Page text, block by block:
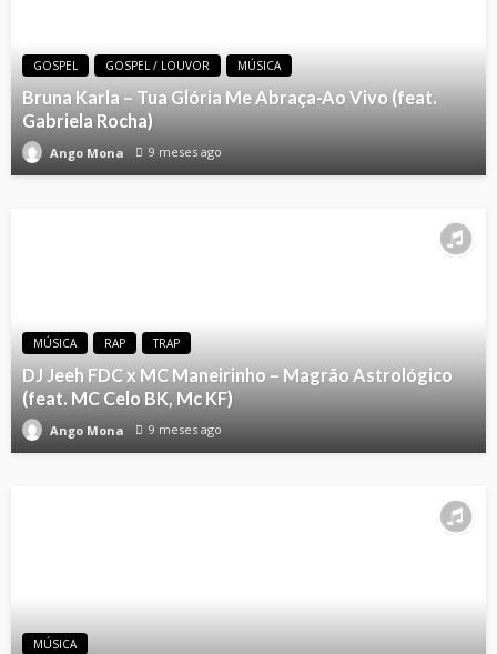
GOSPEL GOSPEL / LOUVOR MÚSICA
Bruna Karla – Tua Glória Me Abraça-Ao Vivo (feat.
Gabriela Rocha)
Ango Mona 9 meses ago
MÚSICA RAP TRAP
DJ Jeeh FDC x MC Maneirinho – Magrão Astrológico
(feat. MC Celo BK, Mc KF)
Ango Mona 9 meses ago
MÚSICA